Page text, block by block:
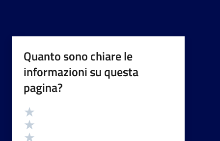
Quanto sono chiare le
informazioni su questa
pagina?
Valutazione